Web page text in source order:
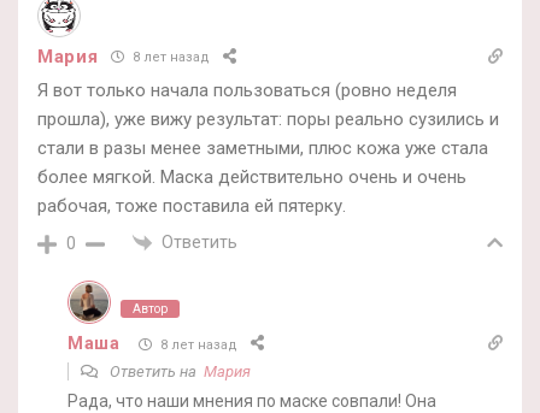
Мария 8 лет назад
Я вот только начала пользоваться (ровно неделя
прошла), уже вижу результат: поры реально сузились и
стали в разы менее заметными, плюс кожа уже стала
более мягкой. Маска действительно очень и очень
рабочая, тоже поставила ей пятерку.
0 Ответить
Автор
Маша 8 лет назад
Ответить на Мария
Рада, что наши мнения по маске совпали! Она